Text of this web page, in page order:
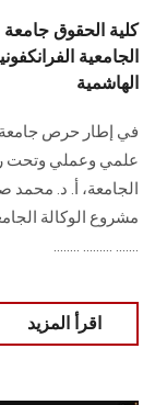
كلية الحقوق
الجامعية
الهاشمية
في إطار حرص
علمي وعملي وتحت
الجامعة، أ. د.
مشروع الوكالة
....... ......... ........
اقرأ المزيد